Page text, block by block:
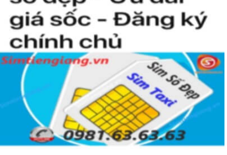
Simtiengiang.vn.
Sim Tiền Giang là đơn vị cung cấp sim số đẹp lục quý 9, sim giá rẻ
uy tín chất lượng.
Chọn mua sim số đẹp thường mất nhiều thời gian ở khoản lựa số,
một số phải vừa đẹp, vừa tốt về phong thủy thì mới là sim hoàn
hảo. Vậy phải làm sao?
- Cách nhanh nhất để chọn mua được sim lục quý 9 là bạn vào
trang chủ của Sim Tiền Giang, chọn mục “Sim giảm giá “ ở ngay
đầu trang chủ. Đây là danh sách sim được đại lý giảm giá vì một số
lý do nên bạn có thể chọn mua được số đẹp lại có giá cực rẻ nữa.
Ngoài ra quý khách chưa ưng ý về sim luc quy 9 có cũng thể tham
khảo thêm Sim Vinaphone,Sim Gmobile, Sim Lục Quý,Sim Năm
Sinh..